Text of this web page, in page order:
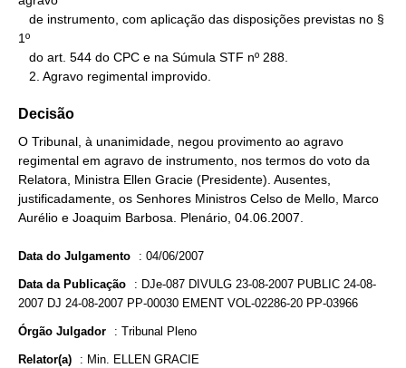
1º
   2. Agravo regimental improvido.
Decisão
O Tribunal, à unanimidade, negou provimento ao agravo
regimental em agravo de instrumento, nos termos do voto da
Relatora, Ministra Ellen Gracie (Presidente). Ausentes,
justificadamente, os Senhores Ministros Celso de Mello, Marco
Aurélio e Joaquim Barbosa. Plenário, 04.06.2007.
Data do Julgamento : 04/06/2007
Data da Publicação : DJe-087 DIVULG 23-08-2007 PUBLIC 24-08-
2007 DJ 24-08-2007 PP-00030 EMENT VOL-02286-20 PP-03966
Órgão Julgador : Tribunal Pleno
Relator(a) : Min. ELLEN GRACIE